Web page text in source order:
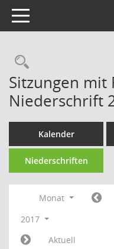
Toggle navigation
Sitzungen mit
Niederschrift
Kalender
Niederschriften
Monat
2017
Aktuell